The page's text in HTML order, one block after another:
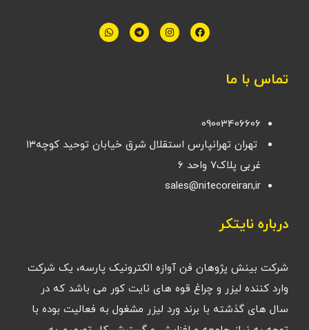
تماس با ما
09003406606
تهران تهرانپارس استقلال شرق خیابان توحید کوچه۱۳
غربی پلاک۷ واحد ۶
sales@nitecoreiran,ir
درباره نایتکر
شرکت بینش پژوهان فن آوازه الکترونیک پارسه، یک شرکت
وارد کننده لیزر و چراغ قوه های نایت کور می باشد که در
سال های گذشته با برند ورد لیزر مشغول به فعالیت بوده با